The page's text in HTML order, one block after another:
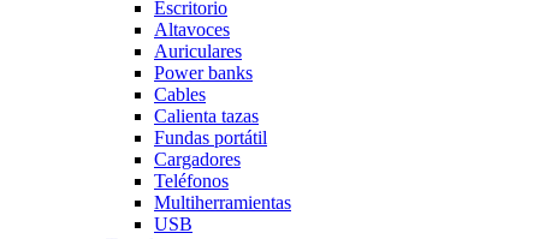
Escritorio
Altavoces
Auriculares
Power banks
Cables
Calienta tazas
Fundas portátil
Cargadores
Teléfonos
Multiherramientas
USB